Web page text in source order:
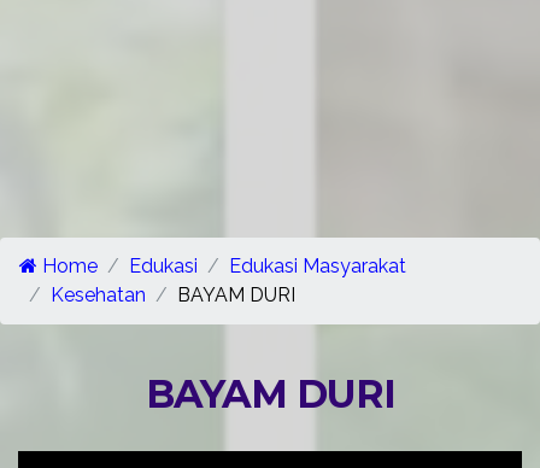
Home Edukasi
Edukasi Masyarakat
Kesehatan
BAYAM DURI
BAYAM DURI